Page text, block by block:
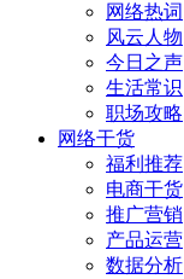
网络热词
风云人物
今日之声
生活常识
职场攻略
网络干货
福利推荐
电商干货
推广营销
产品运营
数据分析